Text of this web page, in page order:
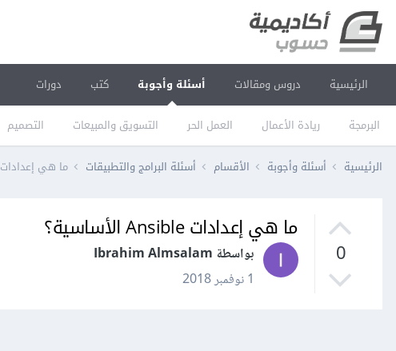
الرئيسية دروس ومقالات أسئلة وأجوبة
البرمجة ريادة الأعمال العمل الحر التسويق والمبيعات التصميم
كتب دورات
الرئيسية أسئلة وأجوبة الأقسام أسئلة البرامج والتطبيقات ما هي إعدادات Ansible الأساسية؟
0
ما هي إعدادات Ansible الأساسية؟
بواسطة Ibrahim Almsalam
1 نوفمبر 2018